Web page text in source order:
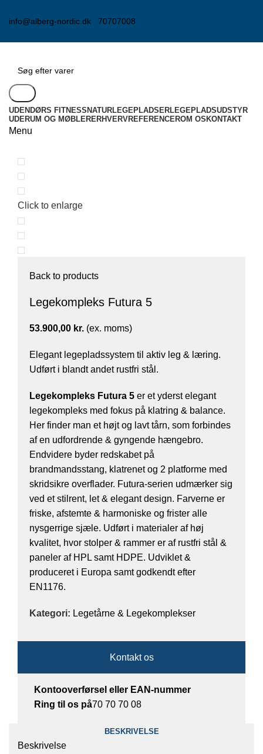
info@alberg-nordic.dk 70707008
UDENDØRS FITNESS NATURLEGEPLADSERLEGEPLADSUDSTYR
UDERUM OG MØBLERERHVERVREFERENCEROM OS KONTAKT
Menu
Click to enlarge
Back to products
Legekompleks Futura 5
53.900,00 kr. (ex. moms)
Elegant legepladssystem til aktiv leg & læring.
Udført i blandt andet rustfri stål.
Legekompleks Futura 5 er et yderst elegant
legekompleks med fokus på klatring & balance.
Her finder man et højt og lavt tårn, som forbindes
af en udfordrende & gyngende hængebro.
Endvidere byder redskabet på
brandmandsstang, klatrenet og 2 platforme med
skridsikre overflader. Futura-serien udmærker sig
ved et stilrent, let & elegant design. Farverne er
friske, afstemte & harmoniske og frister alle
nysgerrige sjæle. Udført i materialer af høj
kvalitet, hvor stolper & rammer er af rustfri stål &
paneler af HPL samt HDPE. Udviklet &
produceret i Europa samt godkendt efter
EN1176.
Kategori: Legetårne & Legekomplekser
Kontakt os
Kontooverførsel eller EAN-nummer
Ring til os på70 70 70 08
BESKRIVELSE
Beskrivelse